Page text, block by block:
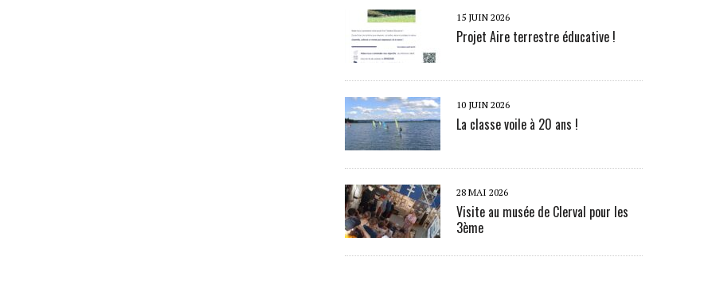
15 JUIN 2026
Projet Aire terrestre éducative !
10 JUIN 2026
La classe voile à 20 ans !
28 MAI 2026
Visite au musée de Clerval pour les
3ème